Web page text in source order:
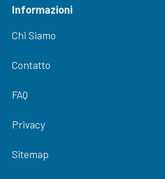
Informazioni
Chi Siamo
Contatto
FAQ
Privacy
Sitemap